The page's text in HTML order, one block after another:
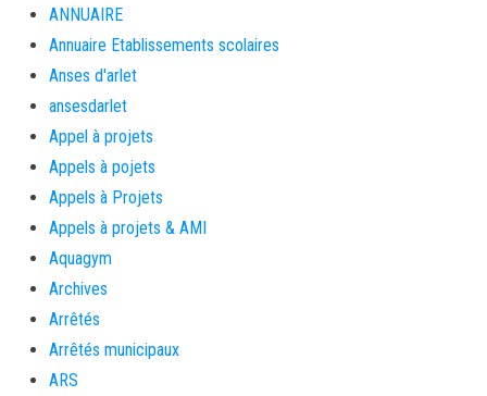
ANNUAIRE
Annuaire Etablissements scolaires
Anses d'arlet
ansesdarlet
Appel à projets
Appels à pojets
Appels à Projets
Appels à projets & AMI
Aquagym
Archives
Arrêtés
Arrêtés municipaux
ARS